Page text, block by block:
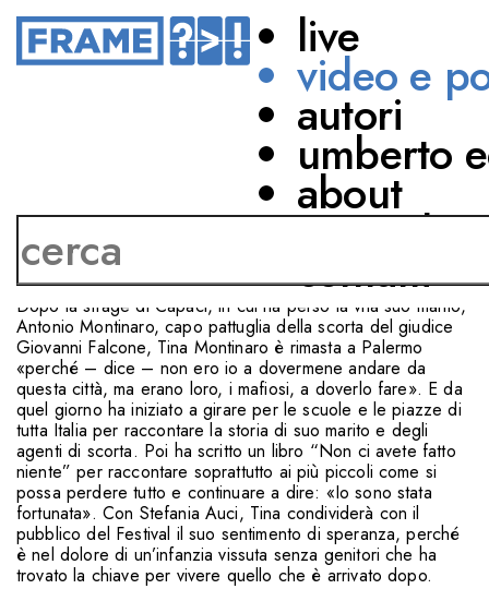
live
video e
autori
umberto
about
network
contatti
L'AMORE CHE RESTA
CON
Tina Montinaro
Dopo la strage di Capaci, in cui ha perso la vita suo marito,
Antonio Montinaro, capo pattuglia della scorta del giudice
Giovanni Falcone, Tina Montinaro è rimasta a Palermo
«perché – dice – non ero io a dovermene andare da
questa città, ma erano loro, i mafiosi, a doverlo fare». E da
quel giorno ha iniziato a girare per le scuole e le piazze di
tutta Italia per raccontare la storia di suo marito e degli
agenti di scorta. Poi ha scritto un libro “Non ci avete fatto
niente” per raccontare soprattutto ai più piccoli come si
possa perdere tutto e continuare a dire: «Io sono stata
fortunata». Con Stefania Auci, Tina condividerà con il
pubblico del Festival il suo sentimento di speranza, perché
è nel dolore di un’infanzia vissuta senza genitori che ha
trovato la chiave per vivere quello che è arrivato dopo.